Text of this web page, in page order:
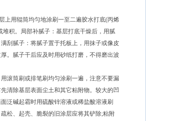
用辊筒均匀地涂刷一至二遍胶水打底(丙烯
积。局部补腻子：基层打底干燥后，用腻
刮腻子：将腻子置于托板上，用抹子或像皮
。腻子干后应及时用砂纸打磨，不得磨出波
滚筒刷或排笔刷均匀涂刷一遍，注意不要漏
清除基层表面尘土和其它粘附物。较大的凹
泛碱起霜时用硫酸锌溶液或稀盐酸溶液刷
松、起壳、脆裂的旧涂层应将其铲除;粘附